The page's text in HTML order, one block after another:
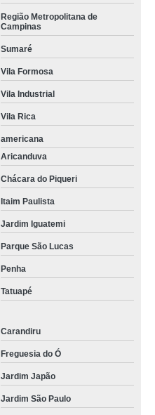
Região Metropolitana de
Campinas
Sumaré
Vila Formosa
Vila Industrial
Vila Rica
americana
Aricanduva
Chácara do Piqueri
Itaim Paulista
Jardim Iguatemi
Parque São Lucas
Penha
Tatuapé
Carandiru
Freguesia do Ó
Jardim Japão
Jardim São Paulo